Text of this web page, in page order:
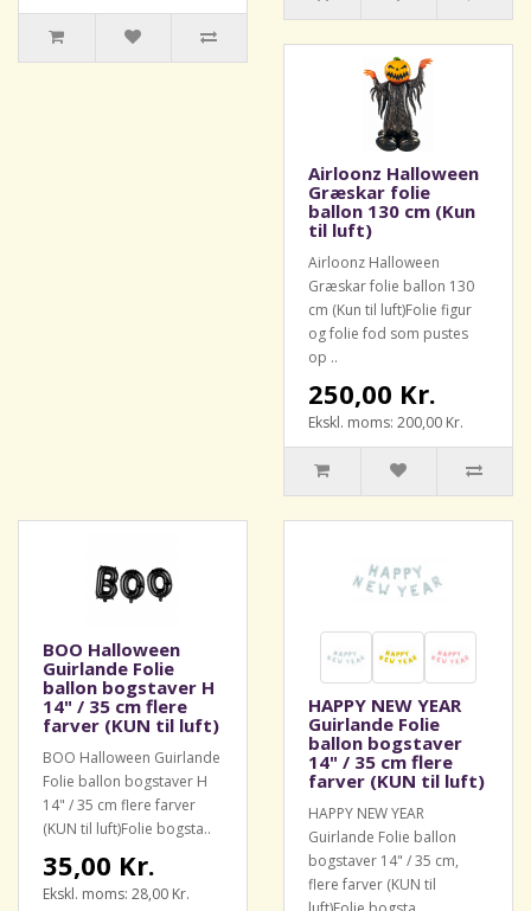
Airloonz Halloween
Græskar folie
ballon 130 cm (Kun
til luft)
Airloonz Halloween
Græskar folie ballon 130
cm (Kun til luft)Folie figur
og folie fod som pustes
op ..
250,00 Kr.
Ekskl. moms: 200,00 Kr.
BOO Halloween
Guirlande Folie
ballon bogstaver H
14" / 35 cm flere
farver (KUN til luft)
BOO Halloween Guirlande
Folie ballon bogstaver H
14" / 35 cm flere farver
(KUN til luft)Folie bogsta..
35,00 Kr.
Ekskl. moms: 28,00 Kr.
HAPPY NEW YEAR
Guirlande Folie
ballon bogstaver
14" / 35 cm flere
farver (KUN til luft)
HAPPY NEW YEAR
Guirlande Folie ballon
bogstaver 14" / 35 cm,
flere farver (KUN til